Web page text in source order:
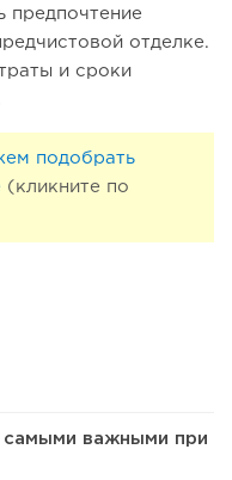
предпочтение
отделке.
и сроки
подобрать
(кликните по
важными при